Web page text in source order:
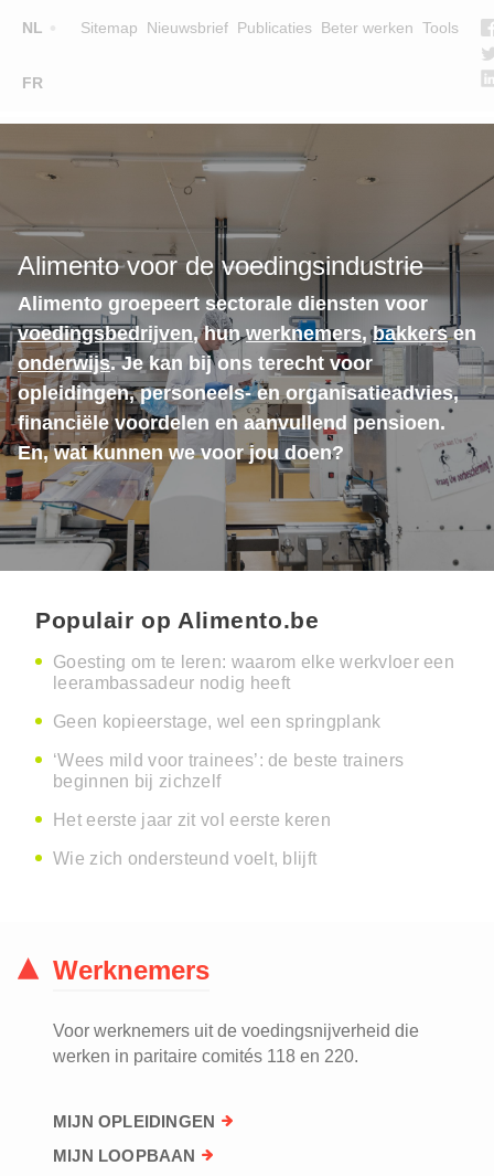
NL
FR
Sitemap Nieuwsbrief Publicaties Beter werken Tools
Main
navigation
LESGEVERS
WIE ZIJN WE
TEAM
CONTACT
Alimento voor de voedingsindustrie
Alimento groepeert sectorale diensten voor
voedingsbedrijven, hunwerknemers,bakkersen
onderwijs. Je kan bij ons terecht voor
opleidingen, personeels- en organisatieadvies,
financiële voordelen en aanvullend pensioen.
En, wat kunnen we voor jou doen?
Populair op Alimento.be
Goesting om te leren: waarom elke werkvloer een
leerambassadeur nodig heeft
Geen kopieerstage, wel een springplank
‘Wees mild voor trainees’: de beste trainers
beginnen bij zichzelf
Het eerste jaar zit vol eerste keren
Wie zich ondersteund voelt, blijft
Werknemers
Voor werknemers uit de voedingsnijverheid die
werken in paritaire comités 118 en 220.
MIJN OPLEIDINGEN
MIJN LOOPBAAN